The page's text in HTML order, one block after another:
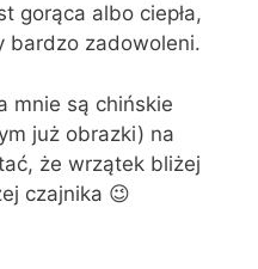
gorąca albo ciepła,
bardzo zadowoleni.
mnie są chińskie
już obrazki) na
że wrzątek bliżej
czajnika 😉